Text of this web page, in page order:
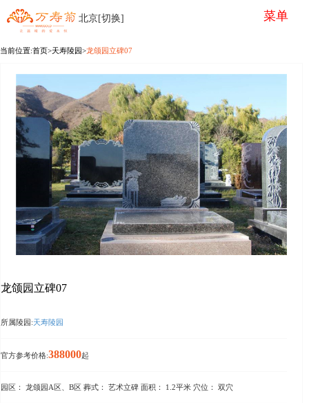
北京[切换] 菜单
当前位置:首页>天寿陵园>龙颌园立碑07
龙颌园立碑07
所属陵园:天寿陵园
官方参考价格:388000起
园区： 龙颌园A区、B区 葬式： 艺术立碑 面积： 1.2平米 穴位： 双穴